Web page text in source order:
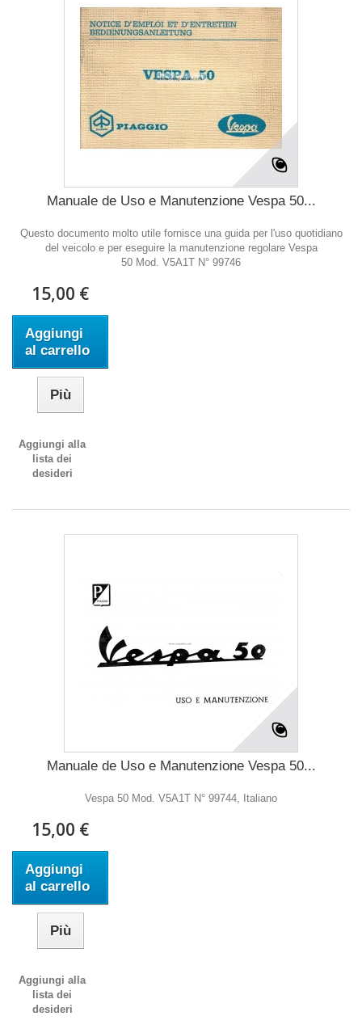
Manuale de Uso e Manutenzione Vespa 50...
Questo documento molto utile fornisce una guida per l'uso quotidiano
del veicolo e per eseguire la manutenzione regolare Vespa
50 Mod. V5A1T N° 99746
15,00 €
Aggiungi
al carrello
Più
Aggiungi alla
lista dei
desideri
Manuale de Uso e Manutenzione Vespa 50...
Vespa 50 Mod. V5A1T N° 99744, Italiano
15,00 €
Aggiungi
al carrello
Più
Aggiungi alla
lista dei
desideri